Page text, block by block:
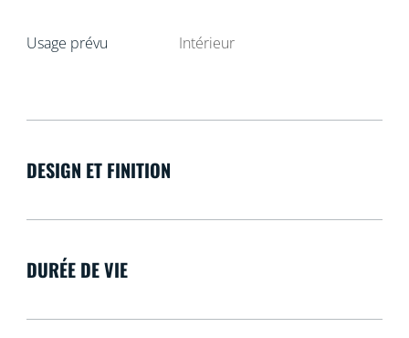
Usage prévu Intérieur
DESIGN ET FINITION
DURÉE DE VIE